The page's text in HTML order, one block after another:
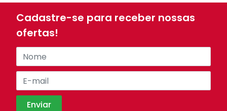
Cadastre-se para receber nossas
ofertas!